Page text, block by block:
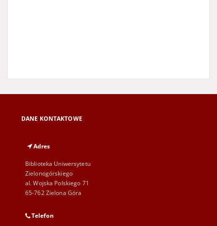
DANE KONTAKTOWE
Adres
Biblioteka Uniwersytetu
Zielonogórskiego
al. Wojska Polskiego 71
65-762 Zielona Góra
Telefon